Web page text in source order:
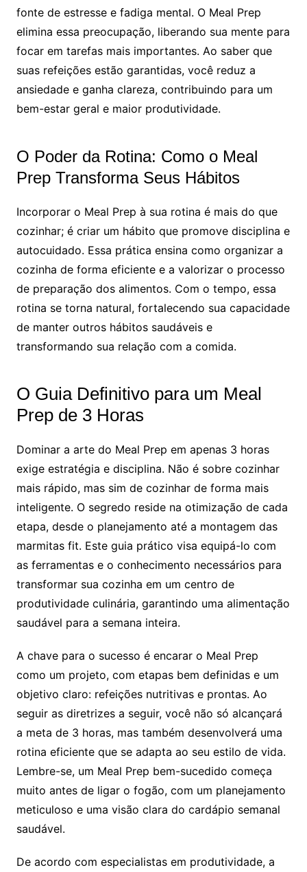
fonte de estresse e fadiga mental. O Meal Prep
elimina essa preocupação, liberando sua mente para
focar em tarefas mais importantes. Ao saber que
suas refeições estão garantidas, você reduz a
ansiedade e ganha clareza, contribuindo para um
bem-estar geral e maior produtividade.
O Poder da Rotina: Como o Meal
Prep Transforma Seus Hábitos
Incorporar o Meal Prep à sua rotina é mais do que
cozinhar; é criar um hábito que promove disciplina e
autocuidado. Essa prática ensina como organizar a
cozinha de forma eficiente e a valorizar o processo
de preparação dos alimentos. Com o tempo, essa
rotina se torna natural, fortalecendo sua capacidade
de manter outros hábitos saudáveis e
transformando sua relação com a comida.
O Guia Definitivo para um Meal
Prep de 3 Horas
Dominar a arte do Meal Prep em apenas 3 horas
exige estratégia e disciplina. Não é sobre cozinhar
mais rápido, mas sim de cozinhar de forma mais
inteligente. O segredo reside na otimização de cada
etapa, desde o planejamento até a montagem das
marmitas fit. Este guia prático visa equipá-lo com
as ferramentas e o conhecimento necessários para
transformar sua cozinha em um centro de
produtividade culinária, garantindo uma alimentação
saudável para a semana inteira.
A chave para o sucesso é encarar o Meal Prep
como um projeto, com etapas bem definidas e um
objetivo claro: refeições nutritivas e prontas. Ao
seguir as diretrizes a seguir, você não só alcançará
a meta de 3 horas, mas também desenvolverá uma
rotina eficiente que se adapta ao seu estilo de vida.
Lembre-se, um Meal Prep bem-sucedido começa
muito antes de ligar o fogão, com um planejamento
meticuloso e uma visão clara do cardápio semanal
saudável.
De acordo com especialistas em produtividade, a